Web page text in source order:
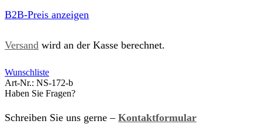
B2B-Preis anzeigen
Versand wird an der Kasse berechnet.
Wunschliste
Art-Nr.: NS-172-b
Haben Sie Fragen?
Schreiben Sie uns gerne – Kontaktformular